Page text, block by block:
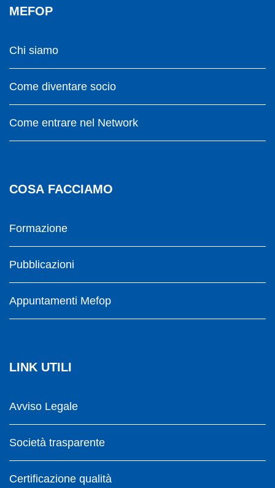
MEFOP
Chi siamo
Come diventare socio
Come entrare nel Network
COSA FACCIAMO
Formazione
Pubblicazioni
Appuntamenti Mefop
LINK UTILI
Avviso Legale
Società trasparente
Certificazione qualità